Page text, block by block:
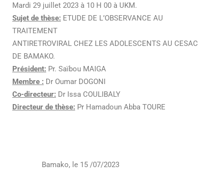
Mardi 29 juillet 2023 à 10 H 00 à UKM.
Sujet de thèse: ETUDE DE L’OBSERVANCE AU
TRAITEMENT
ANTIRETROVIRAL CHEZ LES ADOLESCENTS AU CESAC
DE BAMAKO.
Président: Pr. Saïbou MAIGA
Membre : Dr Oumar DOGONI
Co-directeur: Dr Issa COULIBALY
Directeur de thèse: Pr Hamadoun Abba TOURE
Bamako, le 15 /07/2023